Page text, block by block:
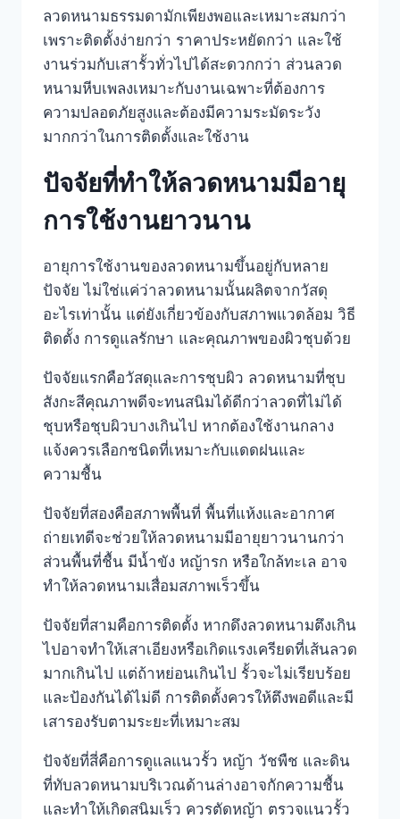
ลวดหนามธรรมดามักเพียงพอและเหมาะสมกว่า
เพราะติดตั้งง่ายกว่า ราคาประหยัดกว่า และใช้
งานร่วมกับเสารั้วทั่วไปได้สะดวกกว่า ส่วนลวด
หนามหีบเพลงเหมาะกับงานเฉพาะที่ต้องการ
ความปลอดภัยสูงและต้องมีความระมัดระวัง
มากกว่าในการติดตั้งและใช้งาน
ปัจจัยที่ทำให้ลวดหนามมีอายุ
การใช้งานยาวนาน
อายุการใช้งานของลวดหนามขึ้นอยู่กับหลาย
ปัจจัย ไม่ใช่แค่ว่าลวดหนามนั้นผลิตจากวัสดุ
อะไรเท่านั้น แต่ยังเกี่ยวข้องกับสภาพแวดล้อม วิธี
ติดตั้ง การดูแลรักษา และคุณภาพของผิวชุบด้วย
ปัจจัยแรกคือวัสดุและการชุบผิว ลวดหนามที่ชุบ
สังกะสีคุณภาพดีจะทนสนิมได้ดีกว่าลวดที่ไม่ได้
ชุบหรือชุบผิวบางเกินไป หากต้องใช้งานกลาง
แจ้งควรเลือกชนิดที่เหมาะกับแดดฝนและ
ความชื้น
ปัจจัยที่สองคือสภาพพื้นที่ พื้นที่แห้งและอากาศ
ถ่ายเทดีจะช่วยให้ลวดหนามมีอายุยาวนานกว่า
ส่วนพื้นที่ชื้น มีน้ำขัง หญ้ารก หรือใกล้ทะเล อาจ
ทำให้ลวดหนามเสื่อมสภาพเร็วขึ้น
ปัจจัยที่สามคือการติดตั้ง หากดึงลวดหนามตึงเกิน
ไปอาจทำให้เสาเอียงหรือเกิดแรงเครียดที่เส้นลวด
มากเกินไป แต่ถ้าหย่อนเกินไป รั้วจะไม่เรียบร้อย
และป้องกันได้ไม่ดี การติดตั้งควรให้ตึงพอดีและมี
เสารองรับตามระยะที่เหมาะสม
ปัจจัยที่สี่คือการดูแลแนวรั้ว หญ้า วัชพืช และดิน
ที่ทับลวดหนามบริเวณด้านล่างอาจกักความชื้น
และทำให้เกิดสนิมเร็ว ควรตัดหญ้า ตรวจแนวรั้ว